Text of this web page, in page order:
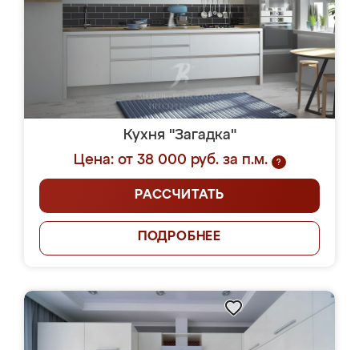
Кухня "Загадка"
Цена: от 38 000 руб. за п.м.
?
РАССЧИТАТЬ
ПОДРОБНЕЕ